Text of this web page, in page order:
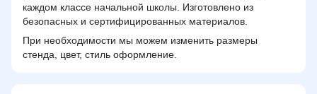
каждом классе начальной школы. Изготовлено из
безопасных и сертифицированных материалов.
При необходимости мы можем изменить размеры
стенда, цвет, стиль оформление.